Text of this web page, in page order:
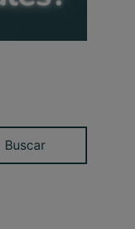
Buscar